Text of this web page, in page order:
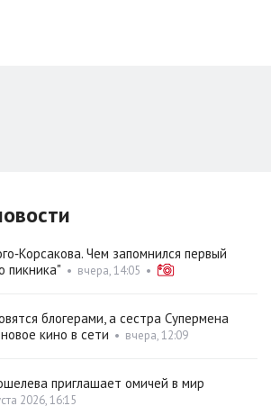
Чем запомнился первый
пикника" • вчера, 14:05 •
блогерами, а сестра Супермена
кино в сети • вчера, 12:09
приглашает омичей в мир
2026, 16:15